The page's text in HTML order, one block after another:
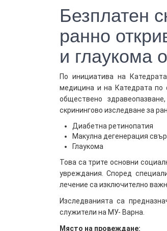
Безплатен
ранно
и глаукома
По инициатива на
медицина и на Катедрата по
обществено
скринингово изследване за
Диабетна ретинопатия
Макулна дегенерация
Глаукома
Това са трите основни
увреждания. Според
лечение са изключително
Изследванията са
служители на МУ- Варна.
Място на провеждане: